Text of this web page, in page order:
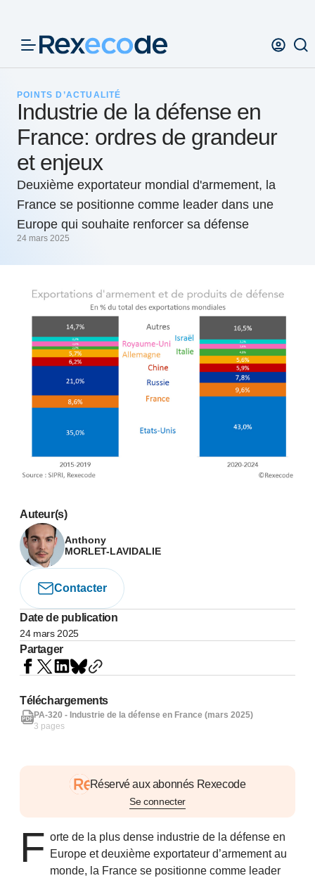
POINTS D’ACTUALITÉ
Industrie de la défense en
France: ordres de grandeur
et enjeux
Deuxième exportateur mondial d'armement, la
France se positionne comme leader dans une
Europe qui souhaite renforcer sa défense
24 mars 2025
Auteur(s)
Anthony
MORLET-LAVIDALIE
Contacter
Date de publication
24 mars 2025
Partager
Réservé aux abonnés Rexecode
Se connecter
F orte de la plus dense industrie de la défense en
Europe et deuxième exportateur d’armement au
monde, la France se positionne comme leader
Téléchargements
PA-320 - Industrie de la défense en France (mars 2025)
3 pages